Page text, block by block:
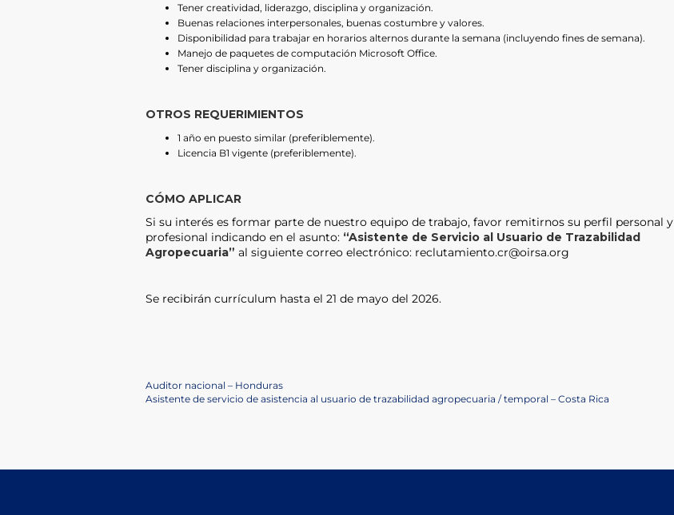
Tener creatividad, liderazgo, disciplina y organización.
Buenas relaciones interpersonales, buenas costumbre y valores.
Disponibilidad para trabajar en horarios alternos durante la semana (incluyendo fines de semana).
Manejo de paquetes de computación Microsoft Office.
Tener disciplina y organización.
OTROS REQUERIMIENTOS
1 año en puesto similar (preferiblemente).
Licencia B1 vigente (preferiblemente).
CÓMO APLICAR
Si su interés es formar parte de nuestro equipo de trabajo, favor remitirnos su perfil personal y
profesional indicando en el asunto: “Asistente de Servicio al Usuario de Trazabilidad
Agropecuaria” al siguiente correo electrónico: reclutamiento.cr@oirsa.org
Se recibirán currículum hasta el 21 de mayo del 2026.
Post
Previous
Post
Auditor nacional – Honduras
Next
Asistente de servicio de asistencia al usuario de trazabilidad agropecuaria / temporal – Costa Rica